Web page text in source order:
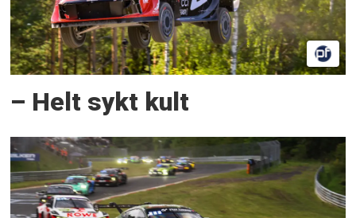
– Helt sykt kult